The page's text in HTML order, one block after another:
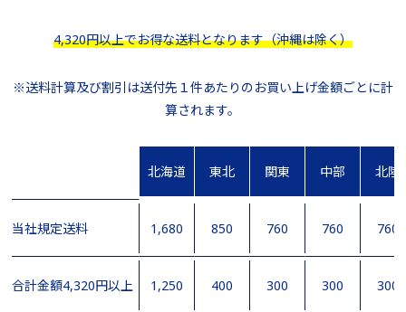
4,320円以上でお得な送料となります（沖縄は除く）
※送料計算及び割引は送付先１件あたりのお買い上げ金額ごとに計
算されます。
北海道 東北 関東 中部 北陸
当社規定送料 1,680 850 760 760 760
合計金額4,320円以上 1,250 400 300 300 300